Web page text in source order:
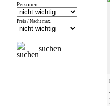
Personen
Preis / Nacht max.
suchen